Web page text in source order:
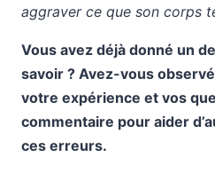
aggraver ce que son corps
Vous avez déjà donné un
savoir ? Avez-vous
votre expérience et vos
commentaire pour aider
ces erreurs.